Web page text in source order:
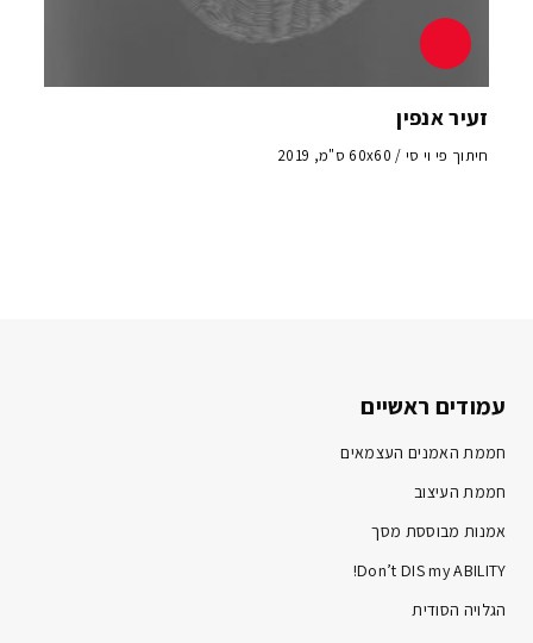
זעיר אנפין
חיתוך פי וי סי / 60x60 ס"מ, 2019
עמודים ראשיים
חממת האמנים העצמאים
חממת העיצוב
אמנות מבוססת מסך
Don’t DIS my ABILITY!
הגלויה הסודית